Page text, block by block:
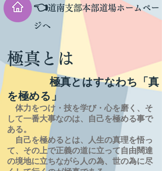
👈道南支部本部道場ホームペー
ジへ
極真とは
極真とはすなわち「真
を極める」
体力をつけ・技を学び・心を磨く、そ
して一番大事なのは、自己を極める事で
ある。
自己を極めるとは、
人生の真理を悟っ
て、その上で正義の道に立って自由闊達
の境地に立ちながら人の為、世の為に尽